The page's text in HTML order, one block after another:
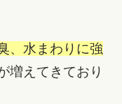
、水まわりに強
増えてきており